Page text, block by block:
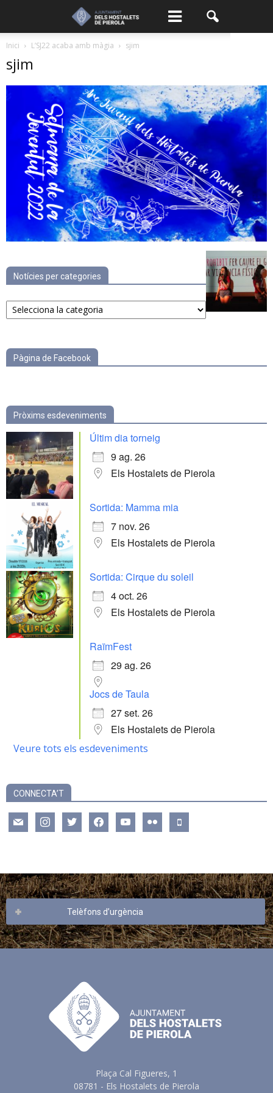
Inici L’SJ22 acaba amb màgia sjim
sjim
Notícies per categories
Notícies
per
Pàgina de Facebook
Pròxims esdeveniments
Últim dia torneig
9 ag. 26
Els Hostalets de Pierola
Sortida: Mamma mia
7 nov. 26
Els Hostalets de Pierola
Sortida: Cirque du soleil
4 oct. 26
Els Hostalets de Pierola
RaïmFest
29 ag. 26
Jocs de Taula
27 set. 26
Els Hostalets de Pierola
Veure tots els esdeveniments
CONNECTA’T
mail instagramtwitter facebookyoutube flickr mobile
Telèfons d’urgència
Plaça Cal Figueres, 1
08781 - Els Hostalets de Pierola